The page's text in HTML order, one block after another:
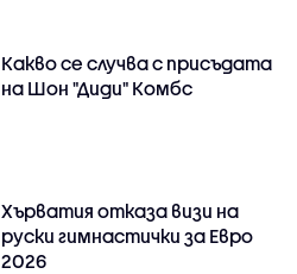
Какво се случва с присъдата
на Шон "Диди" Комбс
Хърватия отказа визи на
руски гимнастички за Евро
2026